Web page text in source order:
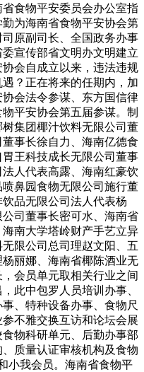
食物平安委员会办公室指
为海南省食物平安协会第
原副司长、全国政务办事
宣传部省文明办文明建立
会自成立以来，违法违规
？正在将来的任期内，加
会法令参谋、东方国信律
平安协会第五届参谋。制
集团椰汁饮料无限公司董
事长徐自力、海南亿德食
王科技成长无限公司董事
人代表高露、海南红豪饮
鼻园食物无限公司施行董
品无限公司法人代表杨
司董事长密可水、海南省
南大学塔岭财产手艺立异
限公司总司理赵文阳、五
丽娜、海南省椰陈酒业无
会员单元取相关行业之间
此中包罗人员培训办事、
、特种设备办事、食物尺
不雅交换互访和论坛会展
物科研单元、后勤办事部
质量认证审核机构及食物
小我会员。海南省食物平